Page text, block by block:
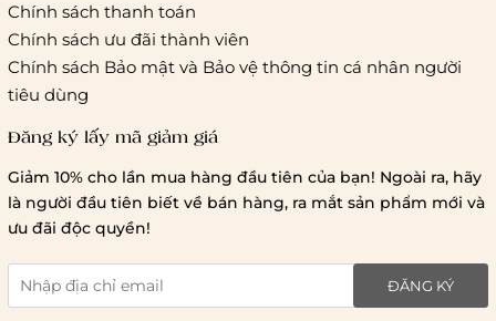
Hà Nội và các tỉnh thành khá
Lưu ý chung về chính sách vận chuyển
1 triệu đồng
giao hàng trong ngày
giao hàng tiêu chuẩn
miễn phí ship
toàn quốc.
Chính sách thanh toán
Chính sách ưu đãi thành viên
Chính sách Bảo mật và Bảo vệ thông tin cá nhân người
tiêu dùng
Đăng ký lấy mã giảm giá
Giảm 10% cho lần mua hàng đầu tiên của bạn! Ngoài ra, hãy
là người đầu tiên biết về bán hàng, ra mắt sản phẩm mới và
ưu đãi độc quyền!
ĐĂNG KÝ